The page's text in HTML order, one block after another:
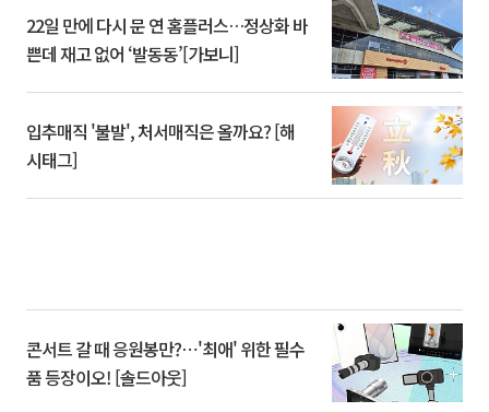
22일 만에 다시 문 연 홈플러스…정상화 바
쁜데 재고 없어 ‘발동동’[가보니]
입추매직 '불발', 처서매직은 올까요? [해
시태그]
콘서트 갈 때 응원봉만?⋯'최애' 위한 필수
품 등장이오! [솔드아웃]